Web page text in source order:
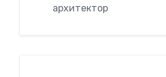
архитектор